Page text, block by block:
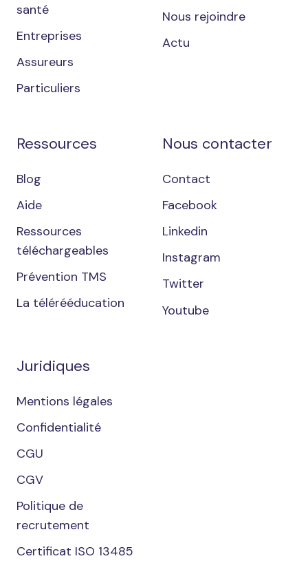
santé
Entreprises
Assureurs
Particuliers
Nous rejoindre
Actu
Ressources
Blog
Aide
Ressources
téléchargeables
Prévention TMS
La télérééducation
Nous contacter
Contact
Facebook
Linkedin
Instagram
Twitter
Youtube
Juridiques
Mentions légales
Confidentialité
CGU
CGV
Politique de
recrutement
Certificat ISO 13485